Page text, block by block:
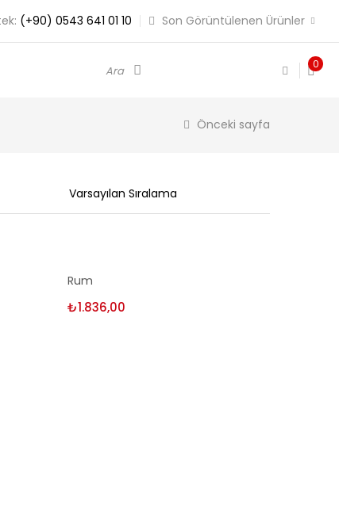
Son Görüntülenen Ürünler
(+90) 0543 641 01 10
Ara 0
Önceki sayfa
Seçenekler
Rum
₺1.836,00